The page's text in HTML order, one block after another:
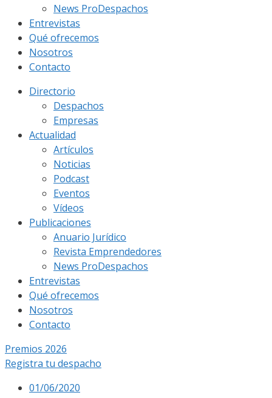
News ProDespachos
Entrevistas
Qué ofrecemos
Nosotros
Contacto
Directorio
Despachos
Empresas
Actualidad
Artículos
Noticias
Podcast
Eventos
Vídeos
Publicaciones
Anuario Jurídico
Revista Emprendedores
News ProDespachos
Entrevistas
Qué ofrecemos
Nosotros
Contacto
Premios 2026
Registra tu despacho
01/06/2020